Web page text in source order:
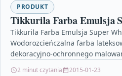
PRODUKT
Tikkurila Farba Emulsja
Tikkurila Farba Emulsja Super
Wodorozcieńczalna farba
dekoracyjno-ochronnego
2 minut czytania 2015-01-23